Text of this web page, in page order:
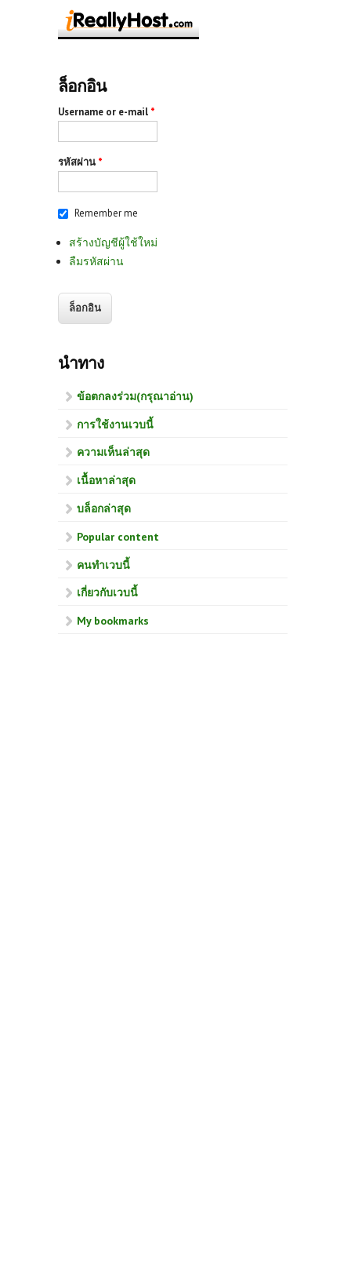
ล็อกอิน
Username or e-mail *
รหัสผ่าน *
Remember me
สร้างบัญชีผู้ใช้ใหม่
ลืมรหัสผ่าน
นำทาง
ข้อตกลงร่วม(กรุณาอ่าน)
การใช้งานเวบนี้
ความเห็นล่าสุด
เนื้อหาล่าสุด
บล็อกล่าสุด
Popular content
คนทำเวบนี้
เกี่ยวกับเวบนี้
My bookmarks